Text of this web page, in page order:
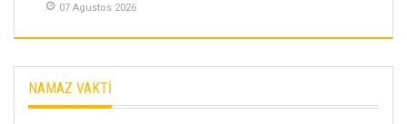
07 Agustos 2026
NAMAZ VAKTİ